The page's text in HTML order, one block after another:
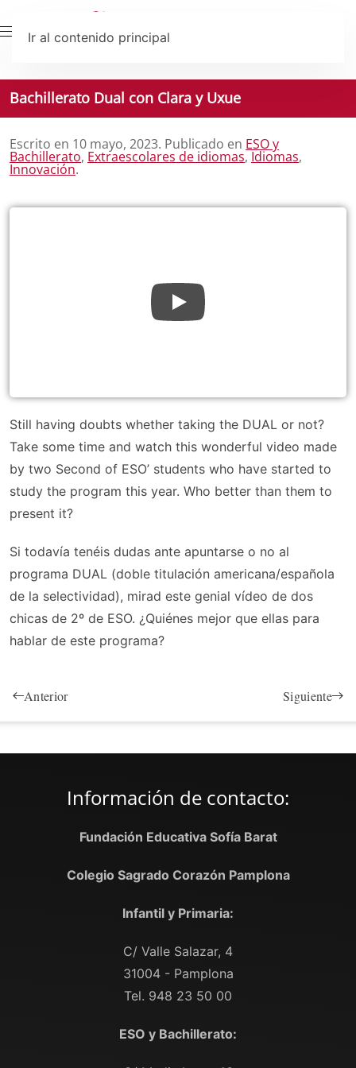
Ir al contenido principal
Bachillerato Dual con Clara y Uxue
Escrito en 10 mayo, 2023. Publicado en ESO y
Bachillerato, Extraescolares de idiomas, Idiomas,
Innovación.
Still having doubts whether taking the DUAL or not?
Take some time and watch this wonderful video made
by two Second of ESO’ students who have started to
study the program this year. Who better than them to
present it?
Si todavía tenéis dudas ante apuntarse o no al
programa DUAL (doble titulación americana/española
de la selectividad), mirad este genial vídeo de dos
chicas de 2º de ESO. ¿Quiénes mejor que ellas para
hablar de este programa?
Anterior Siguiente
Información de contacto:
Fundación Educativa Sofía Barat
Colegio Sagrado Corazón Pamplona
Infantil y Primaria:
C/ Valle Salazar, 4
31004 - Pamplona
Tel. 948 23 50 00
ESO y Bachillerato: